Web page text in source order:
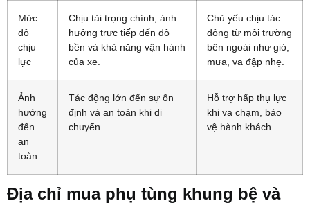
Mức
độ
chịu
lực
Chịu tải trọng chính, ảnh
hưởng trực tiếp đến độ
bền và khả năng vận hành
của xe.
Chủ yếu chịu tác
động từ môi trường
bên ngoài như gió,
mưa, va đập nhẹ.
Ảnh
hưởng
đến
an
toàn
Tác động lớn đến sự ổn
định và an toàn khi di
chuyển.
Hỗ trợ hấp thụ lực
khi va chạm, bảo
vệ hành khách.
Địa chỉ mua phụ tùng khung bệ và